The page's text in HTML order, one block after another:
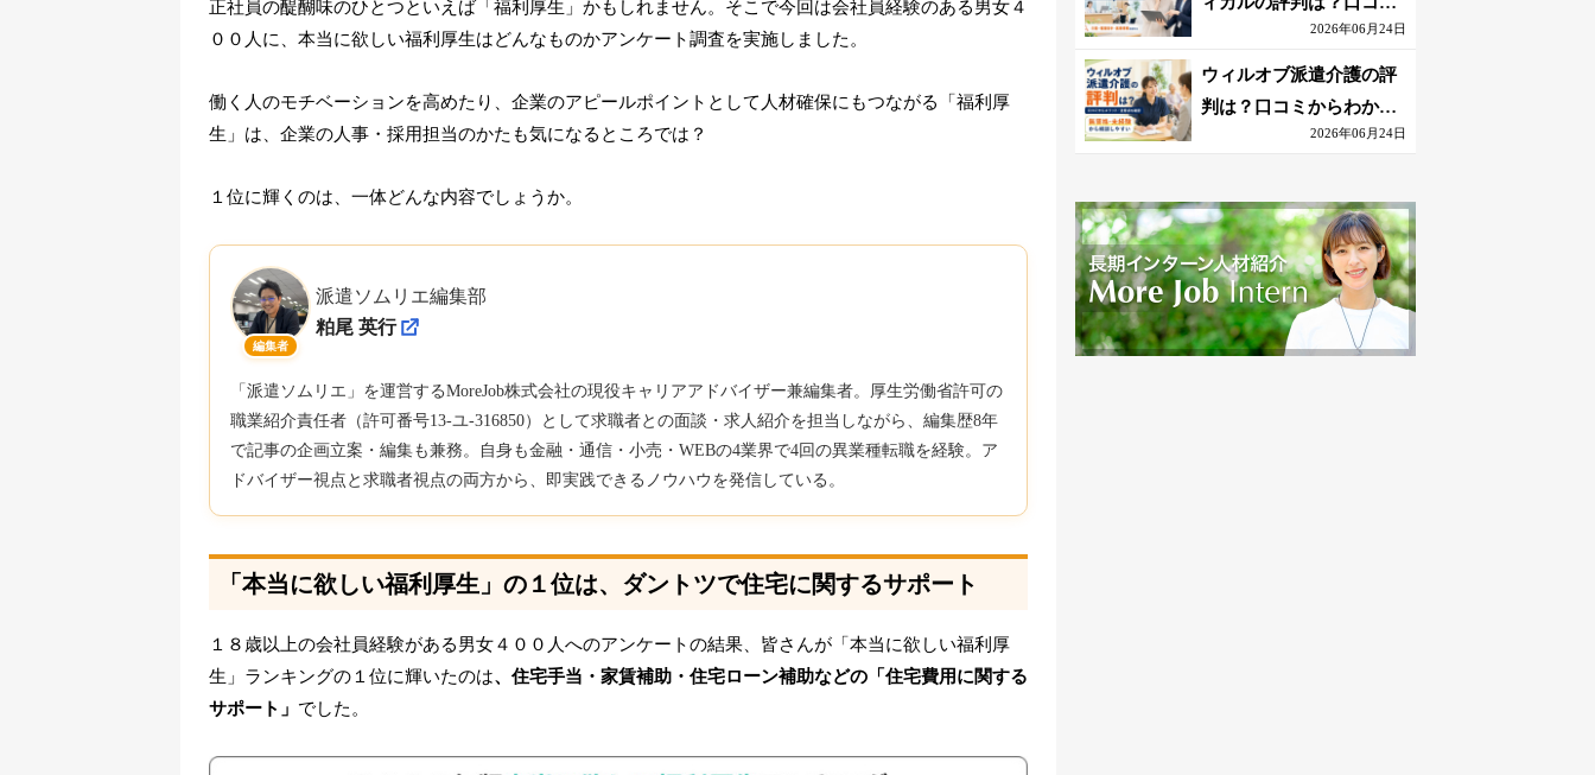
正社員の醍醐味のひとつといえば「福利厚生」かもしれません。そこで今回は会社員経験のある男女４
００人に、本当に欲しい福利厚生はどんなものかアンケート調査を実施しました。
働く人のモチベーションを高めたり、企業のアピールポイントとして人材確保にもつながる「福利厚
生」は、企業の人事・採用担当のかたも気になるところでは？
１位に輝くのは、一体どんな内容でしょうか。
編集者
派遣ソムリエ編集部
粕尾 英行
「派遣ソムリエ」を運営するMoreJob株式会社の現役キャリアアドバイザー兼編集者。厚生労働省許可の
職業紹介責任者（許可番号13-ユ-316850）として求職者との面談・求人紹介を担当しながら、編集歴8年
で記事の企画立案・編集も兼務。自身も金融・通信・小売・WEBの4業界で4回の異業種転職を経験。ア
ドバイザー視点と求職者視点の両方から、即実践できるノウハウを発信している。
「本当に欲しい福利厚生」の１位は、ダントツで住宅に関するサポート
１８歳以上の会社員経験がある男女４００人へのアンケートの結果、皆さんが「本当に欲しい福利厚
生」ランキングの１位に輝いたのは、住宅手当・家賃補助・住宅ローン補助などの「住宅費用に関する
サポート」 でした。
からわかるメリット・注
意点を解説
2026年06月24日
ウィルオブ派遣介護の評
判は？口コミからわかる
メリット・注意点を解説
2026年06月24日